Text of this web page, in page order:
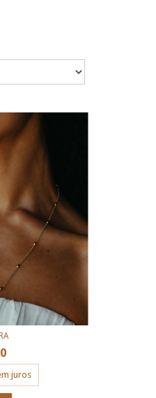
juros